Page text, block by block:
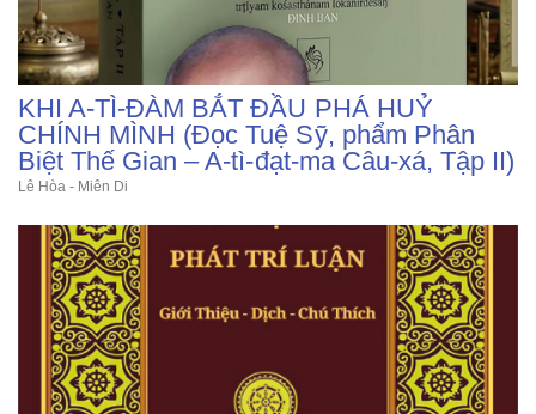
KHI A-TÌ-ĐÀM BẮT ĐẦU PHÁ HUỶ
CHÍNH MÌNH (Đọc Tuệ Sỹ, phẩm Phân
Biệt Thế Gian – A-tì-đạt-ma Câu-xá, Tập II)
Lê Hòa - Miên Di